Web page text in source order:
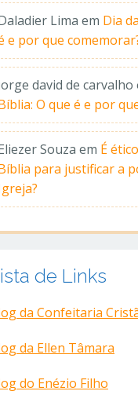
Lima em Dia
e por que
david de carvalho
O que é e por
Souza em É
para justificar a
de Links
da Confeitaria
da Ellen Tâmara
do Enézio Filho